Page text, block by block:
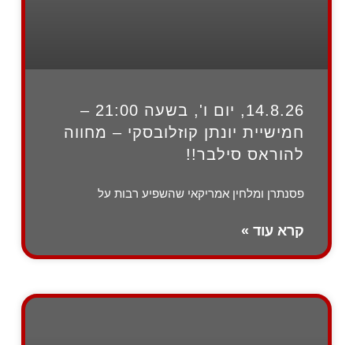
14.8.26, יום ו', בשעה 21:00 –
חמישיית יונתן קוזלובסקי – מחווה
להוראס סילבר!!
פסנתרן ומלחין אמריקאי שהשפיע רבות על
קרא עוד »